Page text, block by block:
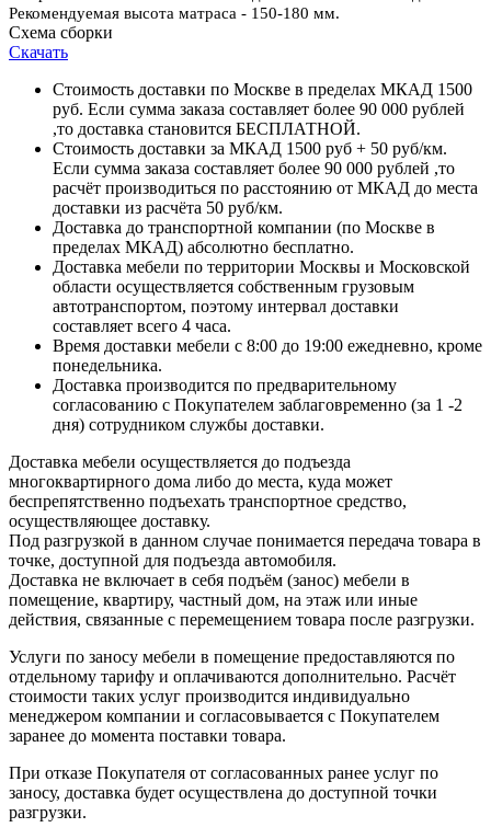
Рекомендуемая высота матраса - 150-180 мм.
Схема сборки
Скачать
Стоимость доставки по Москве в пределах МКАД 1500
руб. Если сумма заказа составляет более 90 000 рублей
,то доставка становится БЕСПЛАТНОЙ.
Стоимость доставки за МКАД 1500 руб + 50 руб/км.
Если сумма заказа составляет более 90 000 рублей ,то
расчёт производиться по расстоянию от МКАД до места
доставки из расчёта 50 руб/км.
Доставка до транспортной компании (по Москве в
пределах МКАД) абсолютно бесплатно.
Доставка мебели по территории Москвы и Московской
области осуществляется собственным грузовым
автотранспортом, поэтому интервал доставки
составляет всего 4 часа.
Время доставки мебели с 8:00 до 19:00 ежедневно, кроме
понедельника.
Доставка производится по предварительному
согласованию с Покупателем заблаговременно (за 1 -2
дня) сотрудником службы доставки.
Доставка мебели осуществляется до подъезда
многоквартирного дома либо до места, куда может
беспрепятственно подъехать транспортное средство,
осуществляющее доставку.
Под разгрузкой в данном случае понимается передача товара в
точке, доступной для подъезда автомобиля.
Доставка не включает в себя подъём (занос) мебели в
помещение, квартиру, частный дом, на этаж или иные
действия, связанные с перемещением товара после разгрузки.
Услуги по заносу мебели в помещение предоставляются по
отдельному тарифу и оплачиваются дополнительно. Расчёт
стоимости таких услуг производится индивидуально
менеджером компании и согласовывается с Покупателем
заранее до момента поставки товара.
При отказе Покупателя от согласованных ранее услуг по
заносу, доставка будет осуществлена до доступной точки
разгрузки.